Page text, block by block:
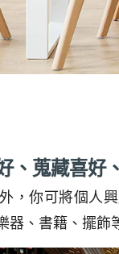
、蒐藏喜好
，你可將個人
器、書籍、擺飾